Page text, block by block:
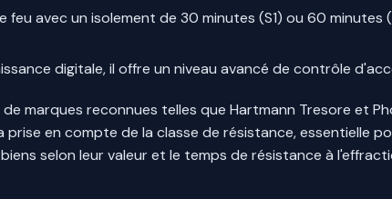
feu avec un isolement de 30 minutes (S1) ou 60 minutes
digitale, il offre un niveau avancé de contrôle
marques reconnues telles que Hartmann Tresore et
en compte de la classe de résistance, essentielle
selon leur valeur et le temps de résistance à